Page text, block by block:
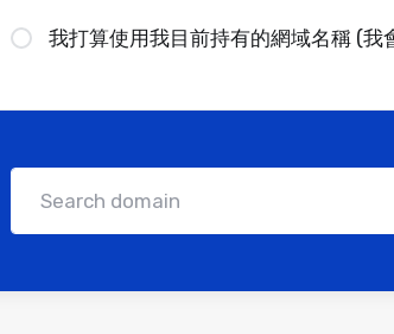
我打算使用我目前持有的網域名稱 (我